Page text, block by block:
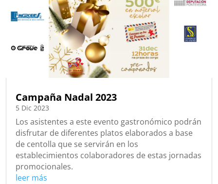
Campaña Nadal 2023
5 Dic 2023
Los asistentes a este evento gastronómico podrán
disfrutar de diferentes platos elaborados a base
de centolla que se servirán en los
establecimientos colaboradores de estas jornadas
promocionales.
leer más